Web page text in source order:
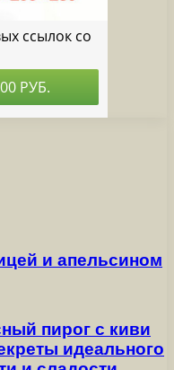
и апельсином
пирог с киви
идеального